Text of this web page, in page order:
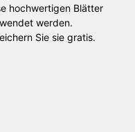
hochwertigen Blätter
werden.
Sie sie gratis.